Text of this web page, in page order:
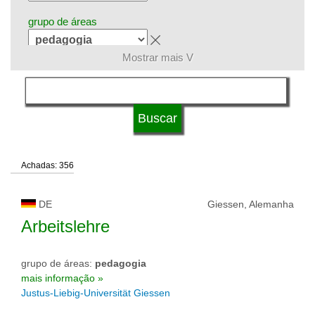
grupo de áreas
língua
qualificação
tipo de universidade
status de universidade
Mostrar mais V
Achadas: 356
DE Giessen, Alemanha
Arbeitslehre
grupo de áreas: pedagogia
mais informação »
Justus-Liebig-Universität Giessen